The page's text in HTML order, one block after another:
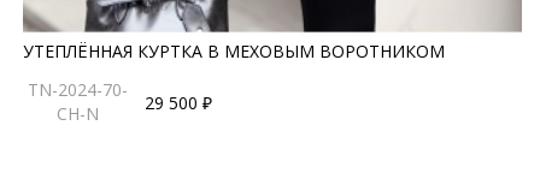
УТЕПЛЁННАЯ КУРТКА В МЕХОВЫМ ВОРОТНИКОМ
TN-2024-70-
CH-N
29 500 ₽